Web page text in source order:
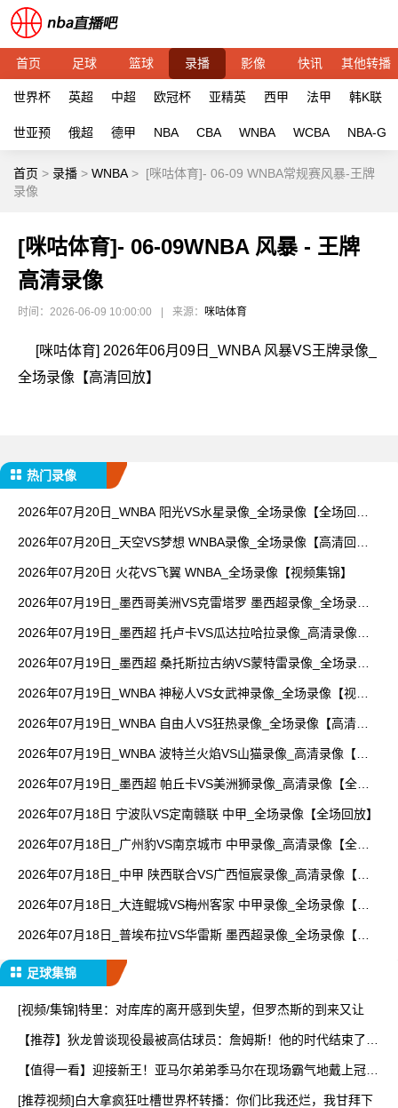
首页 足球 篮球 录播 影像 快讯 其他转播
世界杯 英超 中超 欧冠杯 亚精英 西甲 法甲 韩K联
世亚预 俄超 德甲 NBA CBA WNBA WCBA NBA-G
首页 > 录播 > WNBA > [咪咕体育]- 06-09 WNBA常规赛风暴-王牌
录像
[咪咕体育]- 06-09WNBA 风暴 - 王牌
高清录像
时间：2026-06-09 10:00:00 来源： 咪咕体育
[咪咕体育] 2026年06月09日_WNBA 风暴VS王牌录像_
全场录像【高清回放】
热门录像
2026年07月20日_WNBA 阳光VS水星录像_全场录像【全场回
2026年07月20日_天空VS梦想 WNBA录像_全场录像【高清回
2026年07月20日 火花VS飞翼 WNBA_全场录像【视频集锦】
2026年07月19日_墨西哥美洲VS克雷塔罗 墨西超录像_全场录像
2026年07月19日_墨西超 托卢卡VS瓜达拉哈拉录像_高清录像
2026年07月19日_墨西超 桑托斯拉古纳VS蒙特雷录像_全场录像
2026年07月19日_WNBA 神秘人VS女武神录像_全场录像【视频
2026年07月19日_WNBA 自由人VS狂热录像_全场录像【高清回
2026年07月19日_WNBA 波特兰火焰VS山猫录像_高清录像【全
2026年07月19日_墨西超 帕丘卡VS美洲狮录像_高清录像【全场
2026年07月18日 宁波队VS定南赣联 中甲_全场录像【全场回放】
2026年07月18日_广州豹VS南京城市 中甲录像_高清录像【全场
2026年07月18日_中甲 陕西联合VS广西恒宸录像_高清录像【全
2026年07月18日_大连鲲城VS梅州客家 中甲录像_全场录像【高
2026年07月18日_普埃布拉VS华雷斯 墨西超录像_全场录像【全
足球集锦
[视频/集锦]特里：对库库的离开感到失望，但罗杰斯的到来又让
【推荐】狄龙曾谈现役最被高估球员：詹姆斯！他的时代结束了！
【值得一看】迎接新王！亚马尔弟弟季马尔在现场霸气地戴上冠军
[推荐视频]白大拿疯狂吐槽世界杯转播：你们比我还烂，我甘拜下